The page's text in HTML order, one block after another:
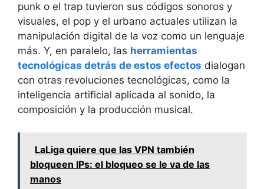
punk o el trap tuvieron sus códigos sonoros y
visuales, el pop y el urbano actuales utilizan la
manipulación digital de la voz como un lenguaje
más. Y, en paralelo, las herramientas
tecnológicas detrás de estos efectos dialogan
con otras revoluciones tecnológicas, como la
inteligencia artificial aplicada al sonido, la
composición y la producción musical.
LaLiga quiere que las VPN también
bloqueen IPs: el bloqueo se le va de las
manos